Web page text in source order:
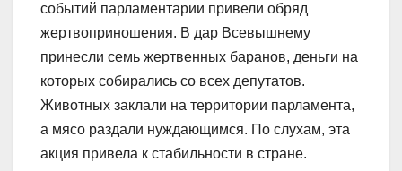
событий парламентарии привели обряд
жертвоприношения. В дар Всевышнему
принесли семь жертвенных баранов, деньги на
которых собирались со всех депутатов.
Животных заклали на территории парламента,
а мясо раздали нуждающимся. По слухам, эта
акция привела к стабильности в стране.